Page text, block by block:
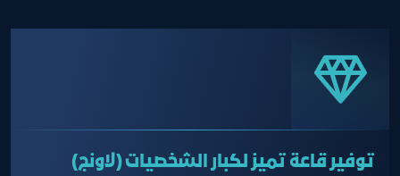
توفير قاعة تميز لكبار الشخصيات (لاونج)